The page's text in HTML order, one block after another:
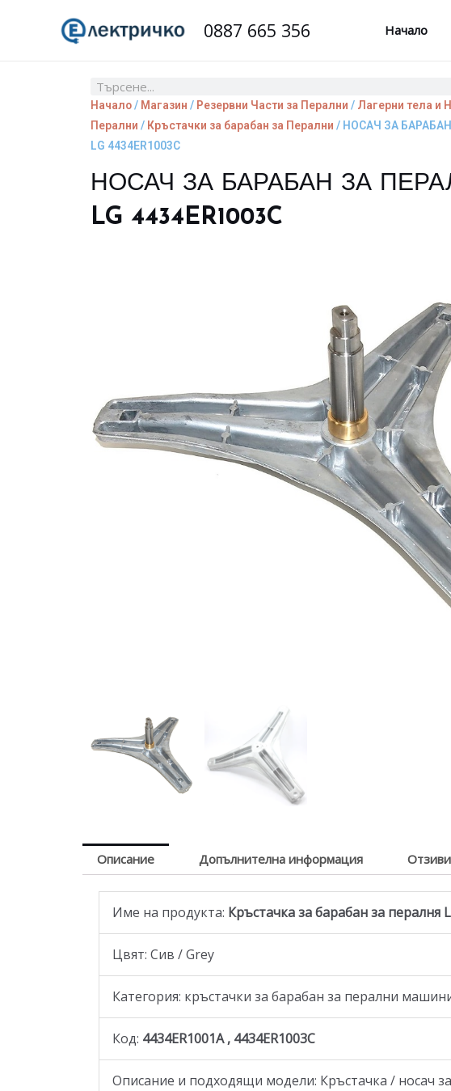
0887 665 356 Начало
Search
Начало/ Магазин / Резервни Части за Перални / Лагерни тела и
Перални / Кръстачки за барабан за Перални / НОСАЧ ЗА
LG 4434ER1003C
НОСАЧ ЗА БАРАБАН ЗА
LG 4434ER1003C
Описание Допълнителна информация
Име на продукта: Кръстачка за барабан за пералня
Цвят: Сив / Grey
Категория: кръстачки за барабан за перални
Код: 4434ER1001A , 4434ER1003C
Описание и подходящи модели: Кръстачка / носач